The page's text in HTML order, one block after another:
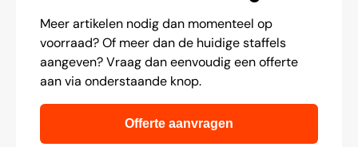
Meer artikelen nodig dan momenteel op
voorraad? Of meer dan de huidige staffels
aangeven? Vraag dan eenvoudig een offerte
aan via onderstaande knop.
Offerte aanvragen